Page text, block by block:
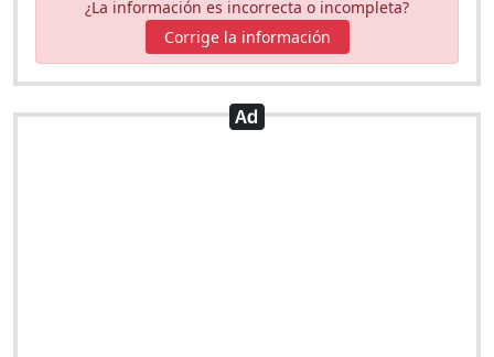
¿La información es incorrecta o incompleta?
Corrige la información